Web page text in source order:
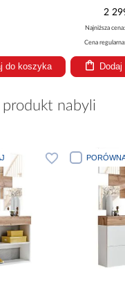
do koszyka
2
Najniższa
Cena
nabyli